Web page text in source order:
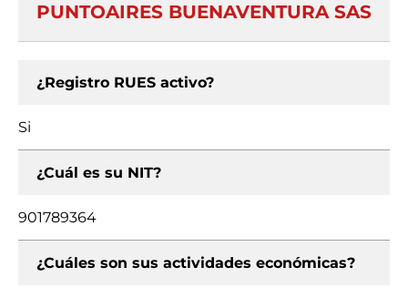
PUNTOAIRES BUENAVENTURA SAS
¿Registro RUES activo?
Si
¿Cuál es su NIT?
901789364
¿Cuáles son sus actividades económicas?